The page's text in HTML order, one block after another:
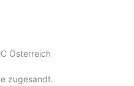
Österreich
zugesandt.